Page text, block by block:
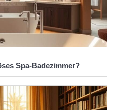
Spa-Badezimmer?